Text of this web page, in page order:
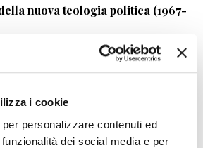
i cookie
personalizzare contenuti ed
dei social media e per
nuova teologia politica (1967-
1998
1999